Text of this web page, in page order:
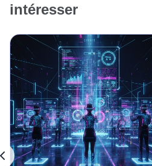
intéresser